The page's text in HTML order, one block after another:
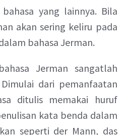
yang lainnya. Bila
akan sering keliru pada
bahasa Jerman.
Jerman sangatlah
dari pemanfaatan
ditulis memakai huruf
kata benda dalam
seperti der Mann, das